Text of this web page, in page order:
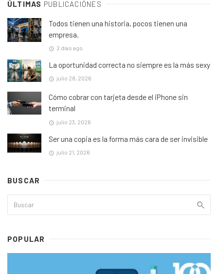
ÚLTIMAS PUBLICACIÓNES
Todos tienen una historia, pocos tienen una
empresa.
2 días ago
La oportunidad correcta no siempre es la más sexy
julio 28, 2026
Cómo cobrar con tarjeta desde el iPhone sin
terminal
julio 23, 2026
Ser una copia es la forma más cara de ser invisible
julio 21, 2026
BUSCAR
POPULAR